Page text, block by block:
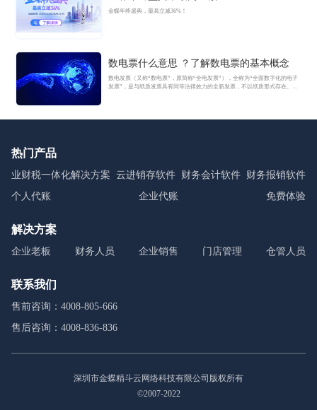
金蝶年终盛典，最高立减36%！
数电票什么意思 ？了解数电票的基本概念
数电发票（又称“数电票”，原简称“全电发票”），全称为“全面数字化的电子
发票”，是与纸质发票具有同等法律效力的全新发票，不以纸质形式存在、不
热门产品
业财税一体化解决方案 云进销存软件 财务会计软件 财务报销软件
个人代账
企业代账 免费体验
解决方案
企业老板 财务人员 企业销售 门店管理 仓管人员
联系我们
售前咨询：4008-805-666
售后咨询：4008-836-836
深圳市金蝶精斗云网络科技有限公司版权所有
©2007-2022